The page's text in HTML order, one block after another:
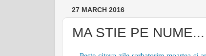
27 MARCH 2016
MA STIE PE NUME...